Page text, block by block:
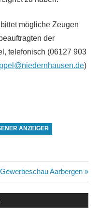
mögliche Zeugen
der
telefonisch (06127 903
)
ANZEIGER
Nächster
Gewerbeschau Aarbergen